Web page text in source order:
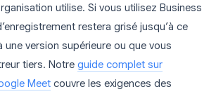
utilise. Si vous utilisez Business
restera grisé jusqu’à ce
une version supérieure ou que vous
tiers. Notre guide complet sur
Meet couvre les exigences des